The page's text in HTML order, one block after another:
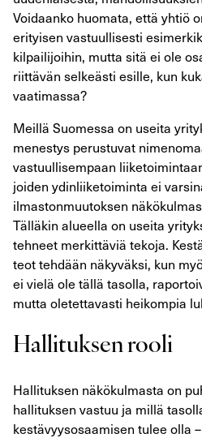
Voidaanko huomata, että yhtiö
erityisen vastuullisesti
kilpailijoihin, mutta sitä ei ole
riittävän selkeästi esille, kun
vaatimassa?
Meillä Suomessa on useita
menestys perustuvat
vastuullisempaan
joiden ydinliiketoiminta ei
ilmastonmuutoksen
Tälläkin alueella on useita
tehneet merkittäviä tekoja.
teot tehdään näkyväksi, kun
ei vielä ole tällä tasolla,
mutta oletettavasti heikompia
Hallituksen rooli
Hallituksen näkökulmasta on
hallituksen vastuu ja millä
kestävyysosaamisen tulee olla